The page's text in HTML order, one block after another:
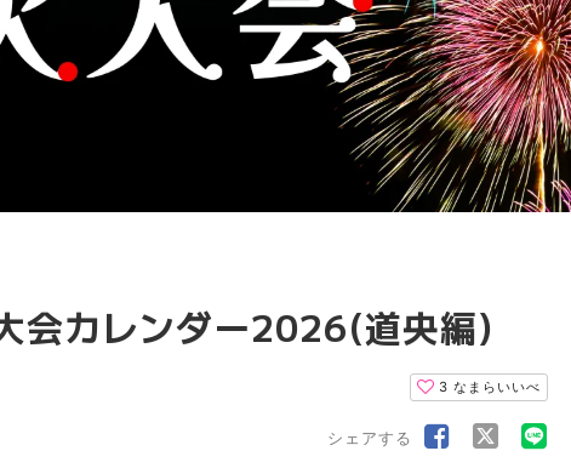
会カレンダー2026(道央編)
3 なまらいいべ
シェアする